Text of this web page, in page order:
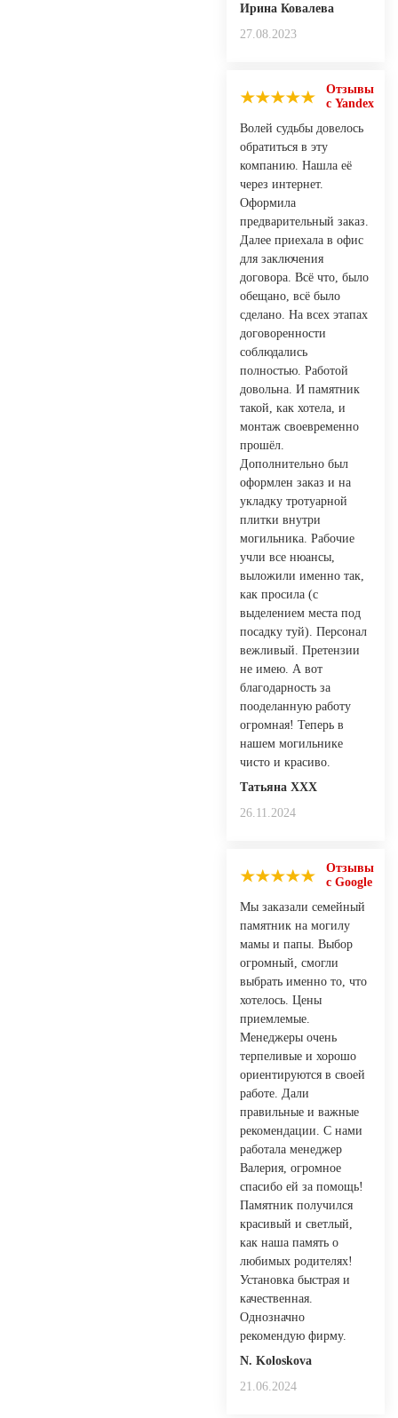
Ирина Ковалева
27.08.2023
Отзывы
с Yandex
Волей судьбы довелось
обратиться в эту
компанию. Нашла её
через интернет.
Оформила
предварительный заказ.
Далее приехала в офис
для заключения
договора. Всё что, было
обещано, всё было
сделано. На всех этапах
договоренности
соблюдались
полностью. Работой
довольна. И памятник
такой, как хотела, и
монтаж своевременно
прошёл.
Дополнительно был
оформлен заказ и на
укладку тротуарной
плитки внутри
могильника. Рабочие
учли все нюансы,
выложили именно так,
как просила (с
выделением места под
посадку туй). Персонал
вежливый. Претензии
не имею. А вот
благодарность за
пооделанную работу
огромная! Теперь в
нашем могильнике
чисто и красиво.
Татьяна XXX
26.11.2024
Отзывы
с Google
Мы заказали семейный
памятник на могилу
мамы и папы. Выбор
огромный, смогли
выбрать именно то, что
хотелось. Цены
приемлемые.
Менеджеры очень
терпеливые и хорошо
ориентируются в своей
работе. Дали
правильные и важные
рекомендации. С нами
работала менеджер
Валерия, огромное
спасибо ей за помощь!
Памятник получился
красивый и светлый,
как наша память о
любимых родителях!
Установка быстрая и
качественная.
Однозначно
рекомендую фирму.
N. Koloskovа
21.06.2024